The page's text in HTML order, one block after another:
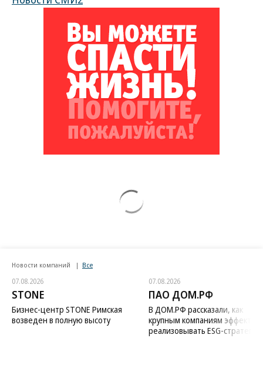
Новости компаний Все
07.08.2026
STONE
Бизнес-центр STONE Римская
возведен в полную высоту
07.08.2026
ПАО ДОМ.РФ
В ДОМ.РФ рассказали, как
крупным компаниям
реализовывать ESG-стратегию